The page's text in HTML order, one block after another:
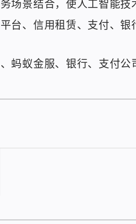
场景结合，使人工智能
台、信用租赁、支付、
蚂蚁金服、银行、支付